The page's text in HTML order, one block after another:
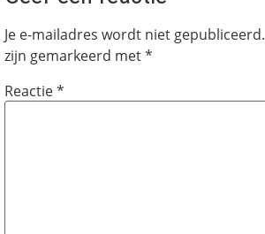
Je e-mailadres wordt niet gepubliceerd.
zijn gemarkeerd met*
Reactie*